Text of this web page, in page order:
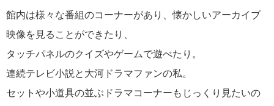
館内は様々な番組のコーナーがあり、懐かしいアーカイブ
映像を見ることができたり、
タッチパネルのクイズやゲームで遊べたり。
連続テレビ小説と大河ドラマファンの私。
セットや小道具の並ぶドラマコーナーもじっくり見たいの